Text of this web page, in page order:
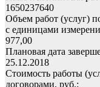
1650237640
Объем работ (услуг)
с единицами
977,00
Плановая дата
25.12.2018
Стоимость работы
договорами, руб.: